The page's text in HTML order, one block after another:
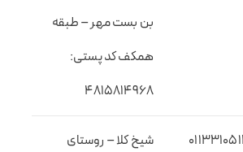
بن بست مهر – طبقه
همکف کد پستی:
۴۸۱۵۸۱۴۹۶۸
شیخ کلا – روستای